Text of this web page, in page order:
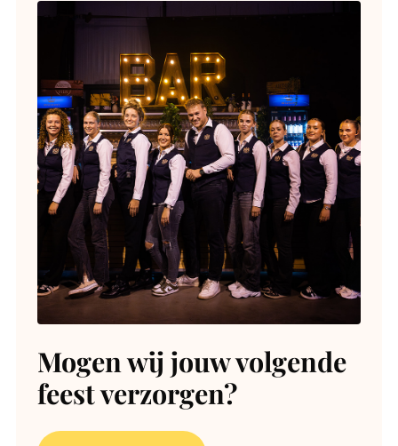
Mogen wij jouw volgende
feest verzorgen?